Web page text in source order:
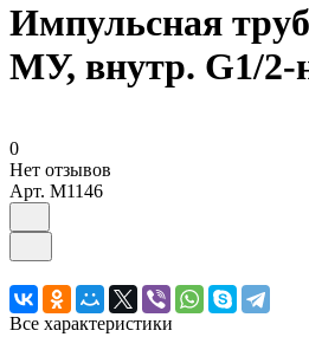
Импульсная
МУ, внутр. G1/2-
0
Нет отзывов
Арт. M1146
Все характеристики